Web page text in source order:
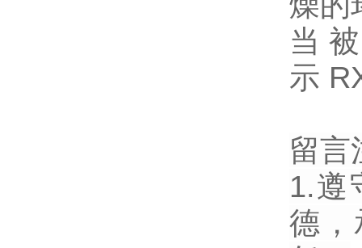
当
示
留言
1.遵
德，